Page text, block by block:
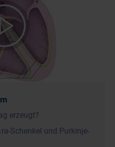
erzeugt?
Schenkel und Purkinje-